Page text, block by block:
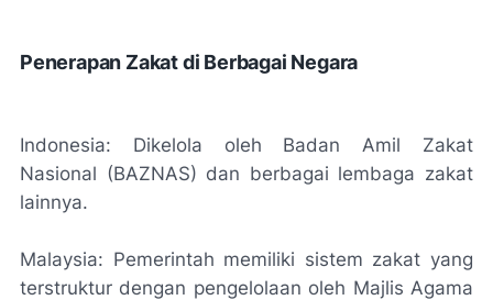
Penerapan Zakat di Berbagai Negara
Indonesia: Dikelola oleh Badan Amil Zakat
Nasional (BAZNAS) dan berbagai lembaga zakat
lainnya.
Malaysia: Pemerintah memiliki sistem zakat yang
terstruktur dengan pengelolaan oleh Majlis Agama